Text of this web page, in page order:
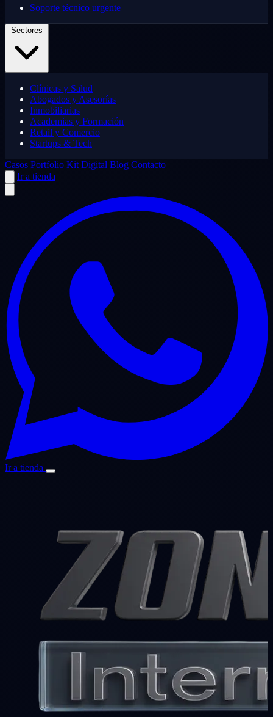
Soporte técnico urgente
Clínicas y Salud
Abogados y Asesorías
Inmobiliarias
Academias y Formación
Retail y Comercio
Startups & Tech
Casos Portfolio Kit Digital Blog Contacto
Ir a tienda
Ir a tienda